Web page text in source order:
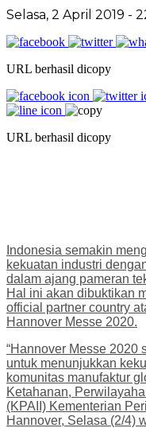
Selasa, 2 April 2019 -
URL berhasil dicopy
URL berhasil dicopy
Indonesia semakin
kekuatan industri
dalam ajang pameran
Hal ini akan dibuktikan
official partner country
Hannover Messe 2020.
“Hannover Messe 2020
untuk menunjukkan
komunitas manufaktur
Ketahanan,
(KPAII) Kementerian
Hannover, Selasa (2/4)